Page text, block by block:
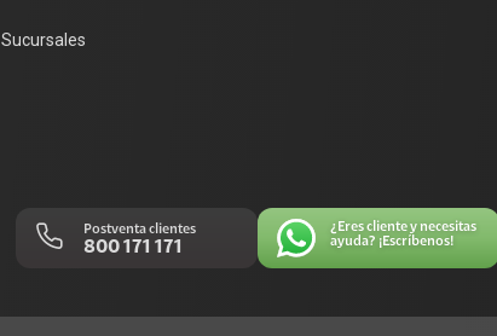
Sucursales
¿Eres cliente y necesitas
ayuda? ¡Escríbenos!
Postventa clientes
800 171 171